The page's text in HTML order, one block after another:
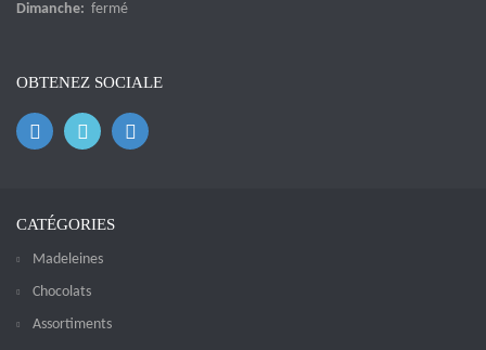
Dimanche: fermé
OBTENEZ SOCIALE
CATÉGORIES
Madeleines
Chocolats
Assortiments